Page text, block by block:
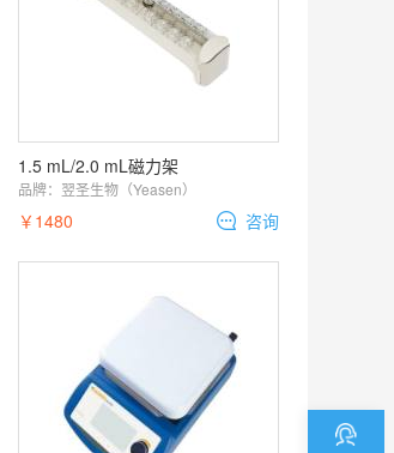
1.5 mL/2.0 mL磁力架
品牌： 翌圣生物（Yeasen）
￥1480 咨询